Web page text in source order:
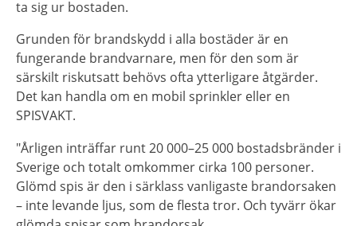
ta sig ur bostaden.
Grunden för brandskydd i alla bostäder är en
fungerande brandvarnare, men för den som är
särskilt riskutsatt behövs ofta ytterligare åtgärder.
Det kan handla om en mobil sprinkler eller en
SPISVAKT.
"Årligen inträffar runt 20 000–25 000 bostadsbränder i
Sverige och totalt omkommer cirka 100 personer.
Glömd spis är den i särklass vanligaste brandorsaken
– inte levande ljus, som de flesta tror. Och tyvärr ökar